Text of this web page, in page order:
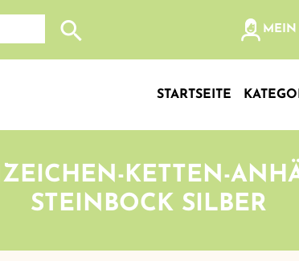
Suche nach: Zum Beispiel Wein, Fleisch,MEIN
STARTSEITE
KETTEN-
STEINBOCK SILBER